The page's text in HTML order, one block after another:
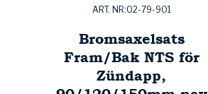
ART. NR:02-79-901
Bromsaxelsats
Fram/Bak NTS för
Zündapp,